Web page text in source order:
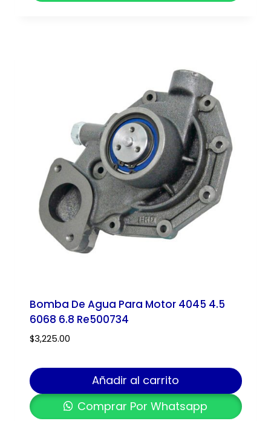
Bomba De Agua Para Motor 4045 4.5
6068 6.8 Re500734
$3,225.00
Añadir al carrito
Comprar Por Whatsapp